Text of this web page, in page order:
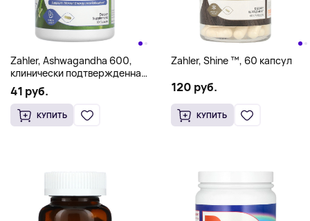
Zahler, Ashwagandha 600,
клинически подтвержденная
доза, поддерживает
умственную энергию и
расслабление, 600 мг, 60
капсул (300 мг в каждой
41 руб.
КУПИТЬ
Zahler, Shine ™, 60 капсул
120 руб.
КУПИТЬ